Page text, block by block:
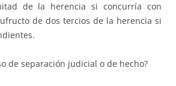
de la herencia si concurría con
de dos tercios de la herencia si
de separación judicial o de hecho?